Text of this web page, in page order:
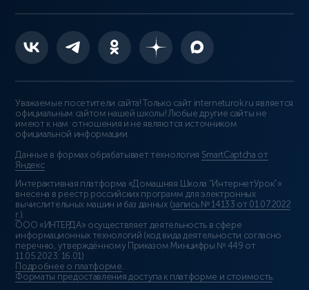
Уважаемые посетители сайта! Только сайт interneturok.ru является
официальным сайтом нашей школы! Любые другие сайты не
имеют к нам отношения и не являются источником
официальной информации.
Данные в формах обрабатывает технология SmartCaptcha от
Яндекс
Интерактивная платформа «Домашняя Школа “ИнтернетУрок”»
внесена в реестр российских программ для электронных
вычислительных машин и баз данных (запись № 14133 от 01.07.2022
г.).
ООО «ИНТЕРДА» осуществляет деятельность в сфере
информационных технологий (код вида деятельности согласно
перечню, утверждённому Приказом Минцифры № 449 от
11.05.2023: 16.01)
Подробнее о платформе.
Форматы предоставления доступа к платформе и стоимость.